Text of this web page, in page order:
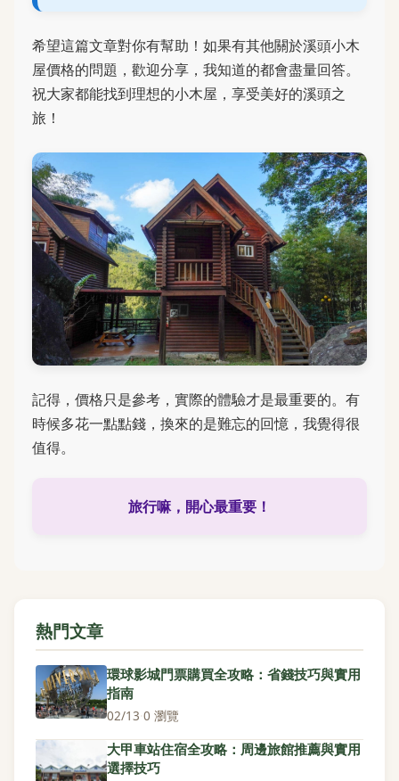
希望這篇文章對你有幫助！如果有其他關於溪頭小木
屋價格的問題，歡迎分享，我知道的都會盡量回答。
祝大家都能找到理想的小木屋，享受美好的溪頭之
旅！
記得，價格只是參考，實際的體驗才是最重要的。有
時候多花一點點錢，換來的是難忘的回憶，我覺得很
值得。
旅行嘛，開心最重要！
熱門文章
環球影城門票購買全攻略：省錢技巧與實用
指南
02/13·0 瀏覽
大甲車站住宿全攻略：周邊旅館推薦與實用
選擇技巧